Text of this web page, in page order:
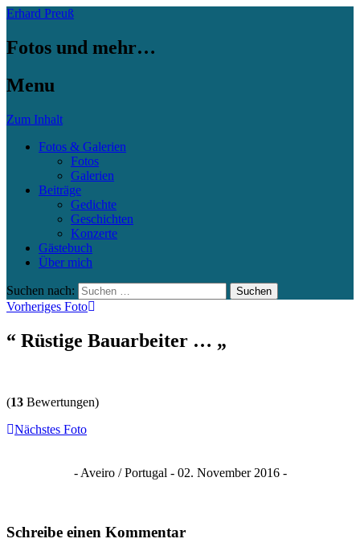
Erhard Preuß
Fotos und mehr…
Menu
Zum Inhalt
Fotos & Galerien
Fotos
Galerien
Beiträge
Gedichte
Geschichten
Konzerte
Gästebuch
Über mich
Suchen nach:
Vorheriges Foto
“ Rüstige Bauarbeiter … „
(13 Bewertungen)
Nächstes Foto
- Aveiro / Portugal - 02. November 2016 -
Schreibe einen Kommentar